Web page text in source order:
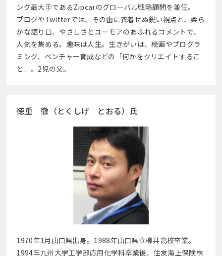
ング最大手であるZipcarのグローバル戦略顧問を兼任。
ブログやTwitterでは、その歯に衣着せぬ鋭い視点と、柔ら
かな語り口、やさしさとユーモアのあふれるコメントで、
人気を集める。趣味は人生。生きがいは、絵画やプログラ
ミング、ベンチャー育成などの「何かをクリエイトするこ
と」。2児の父。
徳重 徹（とくしげ とおる）氏
1970年1月山口県出身。1988年山口県立柳井高校卒業。
1994年九州大学工学部応用化学科卒業後、住友海上保険株